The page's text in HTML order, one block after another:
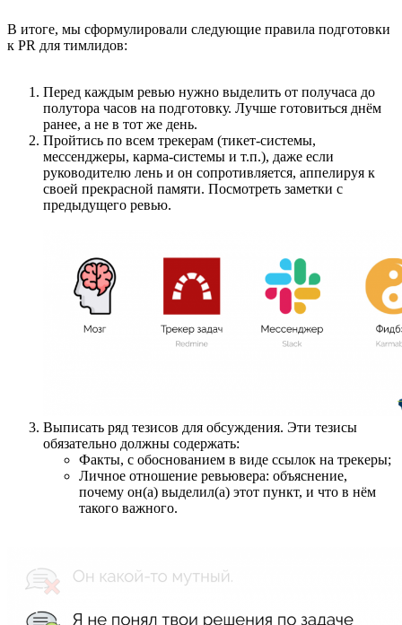
В итоге, мы сформулировали следующие правила подготовки
к PR для тимлидов:
Перед каждым ревью нужно выделить от получаса до
полутора часов на подготовку. Лучше готовиться днём
ранее, а не в тот же день.
Пройтись по всем трекерам (тикет-системы,
мессенджеры, карма-системы и т.п.), даже если
руководителю лень и он сопротивляется, аппелируя к
своей прекрасной памяти. Посмотреть заметки с
предыдущего ревью.
Выписать ряд тезисов для обсуждения. Эти тезисы
обязательно должны содержать:
Факты, с обоснованием в виде ссылок на трекеры;
Личное отношение ревьювера: объяснение,
почему он(а) выделил(а) этот пункт, и что в нём
такого важного.